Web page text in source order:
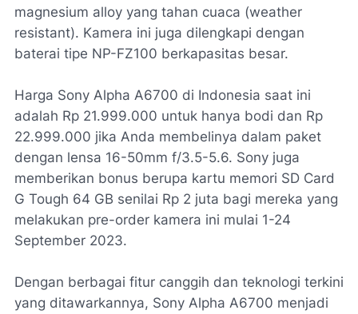
magnesium alloy yang tahan cuaca (weather
resistant). Kamera ini juga dilengkapi dengan
baterai tipe NP-FZ100 berkapasitas besar.
Harga Sony Alpha A6700 di Indonesia saat ini
adalah Rp 21.999.000 untuk hanya bodi dan Rp
22.999.000 jika Anda membelinya dalam paket
dengan lensa 16-50mm f/3.5-5.6. Sony juga
memberikan bonus berupa kartu memori SD Card
G Tough 64 GB senilai Rp 2 juta bagi mereka yang
melakukan pre-order kamera ini mulai 1-24
September 2023.
Dengan berbagai fitur canggih dan teknologi terkini
yang ditawarkannya, Sony Alpha A6700 menjadi